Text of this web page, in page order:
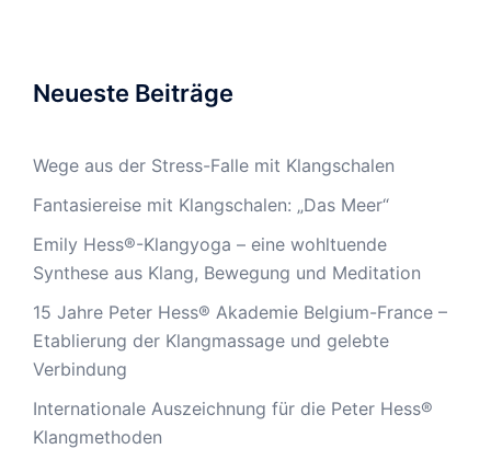
Neueste Beiträge
Wege aus der Stress-Falle mit Klangschalen
Fantasiereise mit Klangschalen: „Das Meer“
Emily Hess®-Klangyoga – eine wohltuende
Synthese aus Klang, Bewegung und Meditation
15 Jahre Peter Hess® Akademie Belgium-France –
Etablierung der Klangmassage und gelebte
Verbindung
Internationale Auszeichnung für die Peter Hess®
Klangmethoden